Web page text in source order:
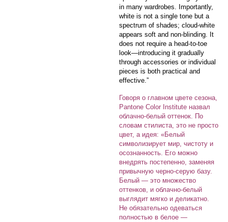
in many wardrobes. Importantly,
white is not a single tone but a
spectrum of shades; cloud-white
appears soft and non-blinding. It
does not require a head-to-toe
look—introducing it gradually
through accessories or individual
pieces is both practical and
effective.”
Говоря о главном цвете сезона,
Pantone Color Institute назвал
облачно-белый оттенок. По
словам стилиста, это не просто
цвет, а идея: «Белый
символизирует мир, чистоту и
осознанность. Его можно
внедрять постепенно, заменяя
привычную черно-серую базу.
Белый — это множество
оттенков, и облачно-белый
выглядит мягко и деликатно.
Не обязательно одеваться
полностью в белое —